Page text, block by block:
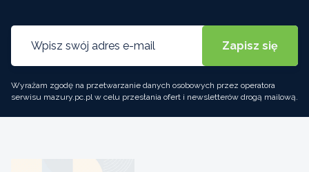
Wyrażam zgodę na przetwarzanie danych osobowych przez operatora
serwisu mazury.pc.pl w celu przesłania ofert i newsletterów drogą mailową.